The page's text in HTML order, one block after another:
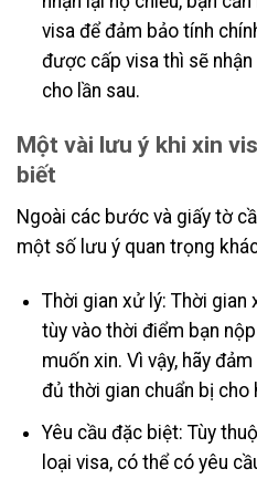
visa để đảm bảo tính
được cấp visa thì sẽ
cho lần sau.
Một vài lưu ý khi xin
biết
Ngoài các bước và giấy tờ
một số lưu ý quan trọng
Thời gian xử lý: Thời gian
tùy vào thời điểm bạn
muốn xin. Vì vậy, hãy
đủ thời gian chuẩn bị cho
Yêu cầu đặc biệt: Tùy
loại visa, có thể có yêu